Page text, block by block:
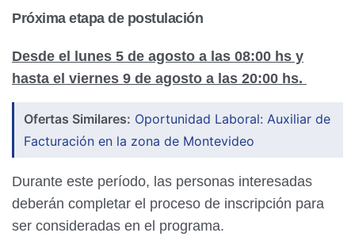
Próxima etapa de postulación
Desde el lunes 5 de agosto a las 08:00 hs y
hasta el viernes 9 de agosto a las 20:00 hs.
Ofertas Similares: Oportunidad Laboral: Auxiliar de
Facturación en la zona de Montevideo
Durante este período, las personas interesadas
deberán completar el proceso de inscripción para
ser consideradas en el programa.